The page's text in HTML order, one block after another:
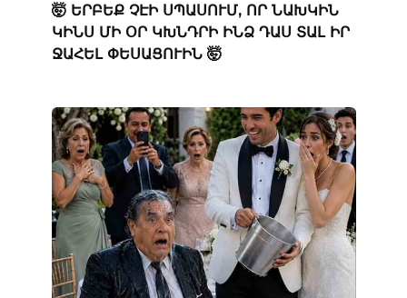
🤯 ԵՐԲԵՔ ՉԷԻ ՍՊԱՍՈՒՄ, ՈՐ ՆԱԽԿԻՆ
ԿԻՆՍ ՄԻ ՕՐ ԿԽՆԴՐԻ ԻՆՁ ԴԱՍ ՏԱԼ ԻՐ
ՋԱՀԵԼ ՓԵՍԱՑՈՒԻՆ 🤯